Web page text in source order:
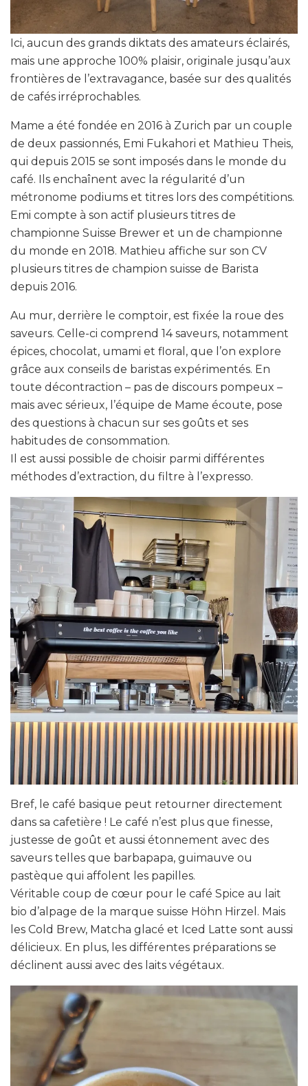
Ici, aucun des grands diktats des amateurs éclairés,
mais une approche 100% plaisir, originale jusqu’aux
frontières de l’extravagance, basée sur des qualités
de cafés irréprochables.
Mame a été fondée en 2016 à Zurich par un couple
de deux passionnés, Emi Fukahori et Mathieu Theis,
qui depuis 2015 se sont imposés dans le monde du
café. Ils enchaînent avec la régularité d’un
métronome podiums et titres lors des compétitions.
Emi compte à son actif plusieurs titres de
championne Suisse Brewer et un de championne
du monde en 2018. Mathieu affiche sur son CV
plusieurs titres de champion suisse de Barista
depuis 2016.
Au mur, derrière le comptoir, est fixée la roue des
saveurs. Celle-ci comprend 14 saveurs, notamment
épices, chocolat, umami et floral, que l’on explore
grâce aux conseils de baristas expérimentés. En
toute décontraction – pas de discours pompeux –
mais avec sérieux, l’équipe de Mame écoute, pose
des questions à chacun sur ses goûts et ses
habitudes de consommation.
Il est aussi possible de choisir parmi différentes
méthodes d’extraction, du filtre à l’expresso.
Bref, le café basique peut retourner directement
dans sa cafetière ! Le café n’est plus que finesse,
justesse de goût et aussi étonnement avec des
saveurs telles que barbapapa, guimauve ou
pastèque qui affolent les papilles.
Véritable coup de cœur pour le café Spice au lait
bio d’alpage de la marque suisse Höhn Hirzel. Mais
les Cold Brew, Matcha glacé et Iced Latte sont aussi
délicieux. En plus, les différentes préparations se
déclinent aussi avec des laits végétaux.